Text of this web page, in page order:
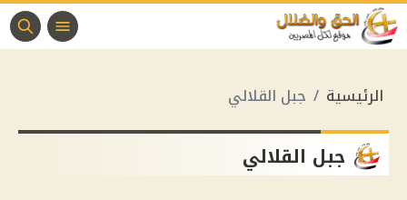
الرئيسية جبل القلالي
جبل القلالي